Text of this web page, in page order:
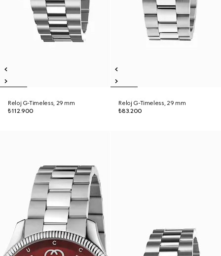
Reloj G-Timeless, 29 mm
₺112.900
Reloj G-Timeless, 29 mm
₺83.200